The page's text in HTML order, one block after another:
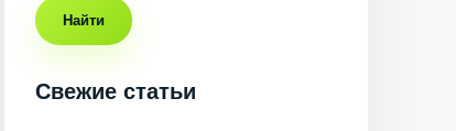
Найти
Свежие статьи